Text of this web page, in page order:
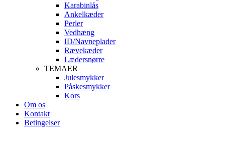
Karabinlås
Ankelkæder
Perler
Vedhæng
ID/Navneplader
Rævekæder
Lædersnørre
TEMAER
Julesmykker
Påskesmykker
Kors
Om os
Kontakt
Betingelser